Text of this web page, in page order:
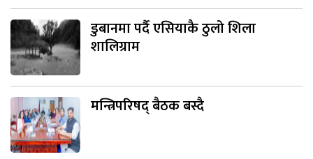
डुबानमा पर्दै एसियाकै ठुलो शिला
शालिग्राम
मन्त्रिपरिषद् बैठक बस्दै